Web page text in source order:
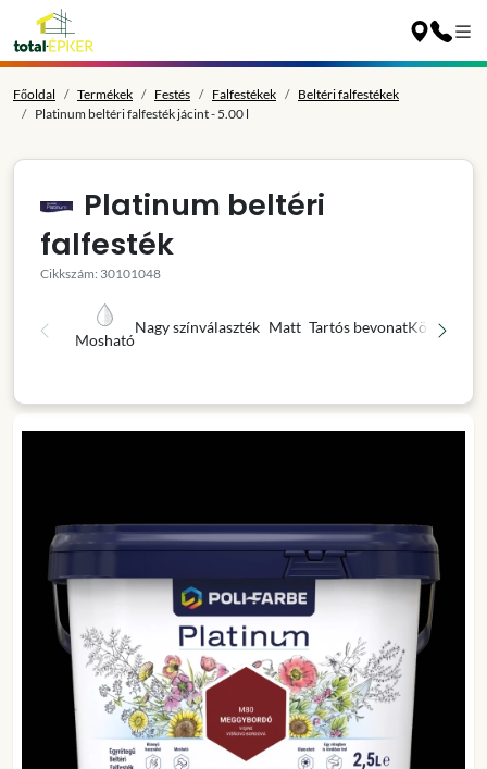
Főoldal Termékek Festés Falfestékek
Beltéri falfestékek
Platinum beltéri falfesték jácint - 5.00 l
Platinum beltéri
falfesték
Cikkszám: 30101048
Mosható
Nagy színválaszték Matt Tartós bevonatKönnyű